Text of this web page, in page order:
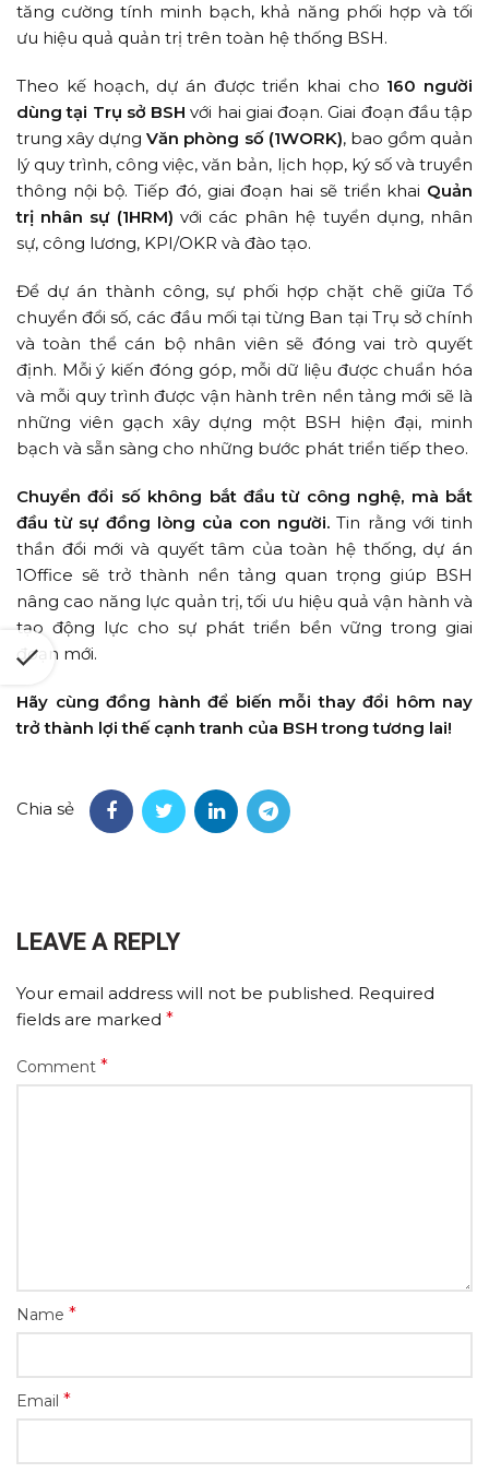
tăng cường tính minh bạch, khả năng phối hợp và tối
ưu hiệu quả quản trị trên toàn hệ thống BSH.
Theo kế hoạch, dự án được triển khai cho 160 người
dùng tại Trụ sở BSH với hai giai đoạn. Giai đoạn đầu tập
trung xây dựngVăn phòng số (1WORK), bao gồm quản
lý quy trình, công việc, văn bản, lịch họp, ký số và truyền
thông nội bộ. Tiếp đó, giai đoạn hai sẽ triển khai Quản
trị nhân sự (1HRM) với các phân hệ tuyển dụng, nhân
sự, công lương, KPI/OKR và đào tạo.
Để dự án thành công, sự phối hợp chặt chẽ giữa Tổ
chuyển đổi số, các đầu mối tại từng Ban tại Trụ sở chính
và toàn thể cán bộ nhân viên sẽ đóng vai trò quyết
định. Mỗi ý kiến đóng góp, mỗi dữ liệu được chuẩn hóa
và mỗi quy trình được vận hành trên nền tảng mới sẽ là
những viên gạch xây dựng một BSH hiện đại, minh
bạch và sẵn sàng cho những bước phát triển tiếp theo.
Chuyển đổi số không bắt đầu từ công nghệ, mà bắt
đầu từ sự đồng lòng của con người. Tin rằng với tinh
thần đổi mới và quyết tâm của toàn hệ thống, dự án
1Office sẽ trở thành nền tảng quan trọng giúp BSH
nâng cao năng lực quản trị, tối ưu hiệu quả vận hành và
tạo động lực cho sự phát triển bền vững trong giai
đoạn mới.
Hãy cùng đồng hành để biến mỗi thay đổi hôm nay
trở thành lợi thế cạnh tranh của BSH trong tương lai!
Chia sẻ
LEAVE A REPLY
Your email address will not be published. Required
fields are marked *
Comment *
Name *
Email *